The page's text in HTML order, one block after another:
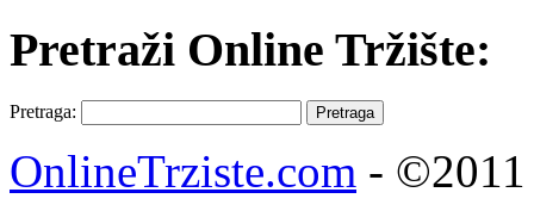
Pretraži Online Tržište:
Pretraga:
OnlineTrziste.com - ©2011